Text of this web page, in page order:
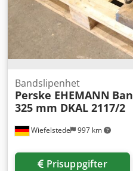
Wiefelstede 997 km
Bandslipenhet
Perske EHEMANN
325 mm DKAL 2117/2
Prisuppgifter